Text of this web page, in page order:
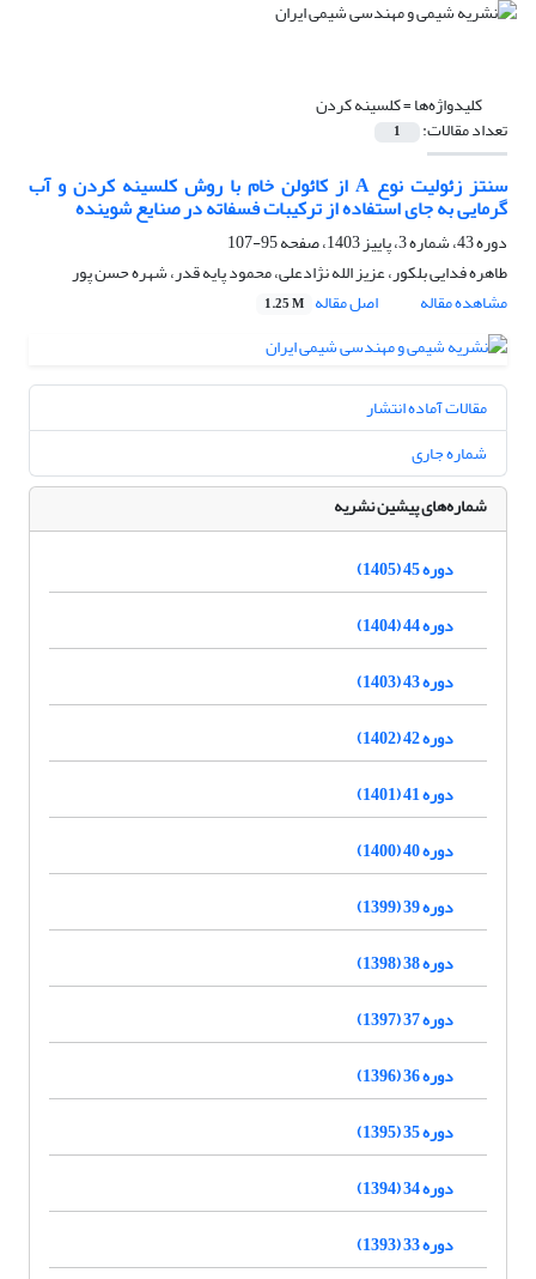
کلیدواژه‌ها =کلسینه کردن
تعداد مقالات: 1
سنتز زئولیت نوع A از کائولن خام با روش کلسینه کردن و آب
گرمایی به جای استفاده از ترکیبات فسفاته در صنایع شوینده
دوره 43، شماره 3، پاییز 1403، صفحه
95-107
طاهره فدایی بلکور، عزیز الله نژادعلی، محمود پایه قدر، شهره حسن پور
مشاهده مقاله
اصل مقاله 1.25 M
مقالات آماده انتشار
شماره جاری
شماره‌های پیشین نشریه
دوره 45 (1405)
دوره 44 (1404)
دوره 43 (1403)
دوره 42 (1402)
دوره 41 (1401)
دوره 40 (1400)
دوره 39 (1399)
دوره 38 (1398)
دوره 37 (1397)
دوره 36 (1396)
دوره 35 (1395)
دوره 34 (1394)
دوره 33 (1393)